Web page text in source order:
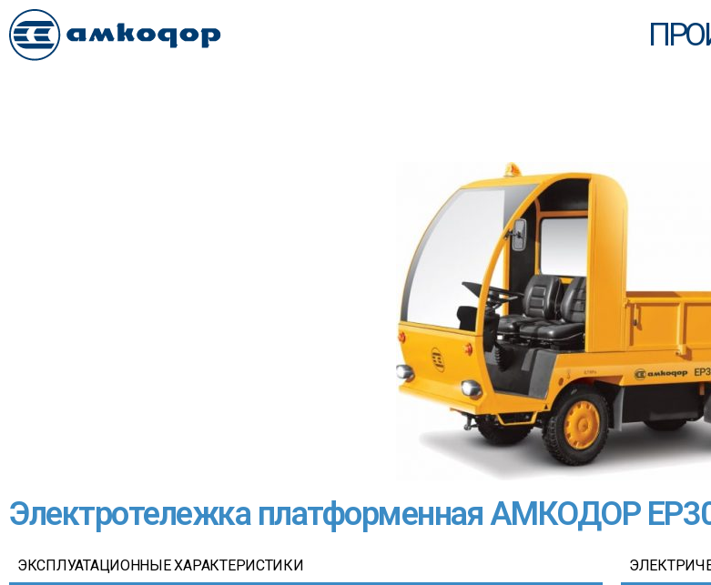
Электротележка платформенная АМКОДОР
ЭКСПЛУАТАЦИОННЫЕ ХАРАКТЕРИСТИКИ